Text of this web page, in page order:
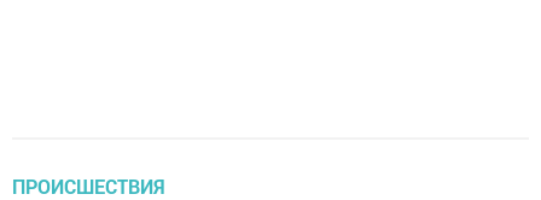
ПРОИСШЕСТВИЯ